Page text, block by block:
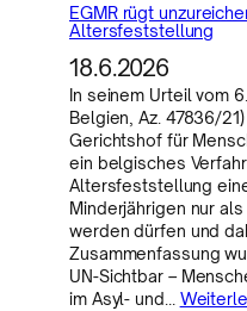
EGMR rügt
Altersfeststellung
18.6.2026
In seinem Urteil vom
Belgien, Az. 47836/
Gerichtshof für
ein belgisches
Altersfeststellung
Minderjährigen nur
werden dürfen und
Zusammenfassung
UN-Sichtbar –
im Asyl- und…